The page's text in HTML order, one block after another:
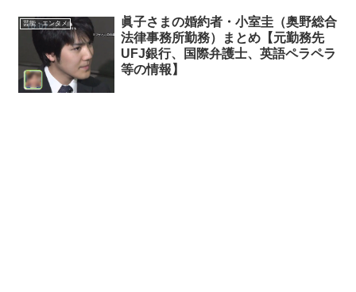
芸能・エンタメ
眞子さまの婚約者・小室圭（奥野総合
法律事務所勤務）まとめ【元勤務先
UFJ銀行、国際弁護士、英語ペラペラ
等の情報】